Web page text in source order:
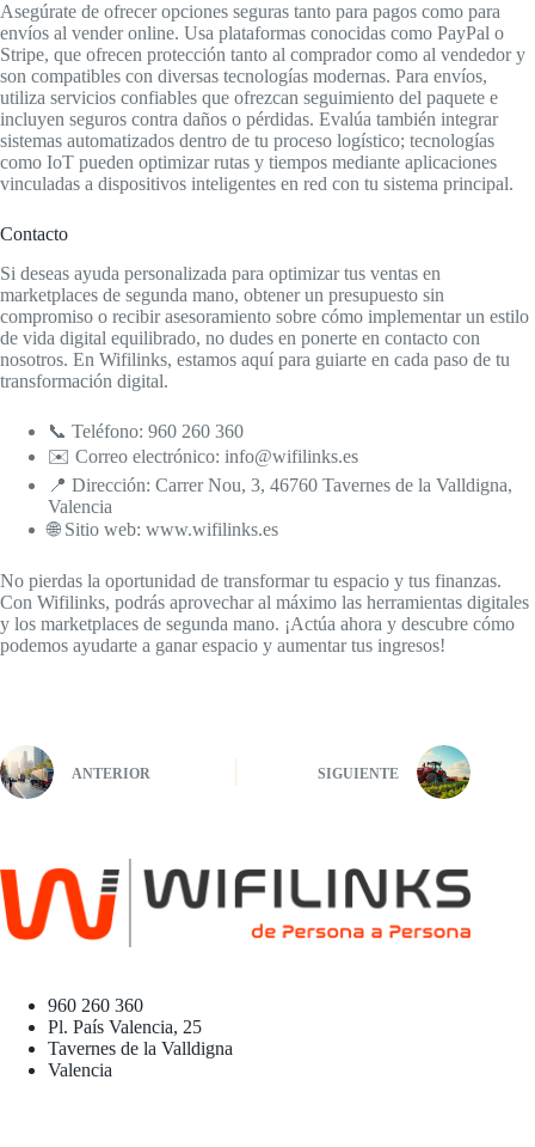
Asegúrate de ofrecer opciones seguras tanto para pagos como para
envíos al vender online. Usa plataformas conocidas como PayPal o
Stripe, que ofrecen protección tanto al comprador como al vendedor y
son compatibles con diversas tecnologías modernas. Para envíos,
utiliza servicios confiables que ofrezcan seguimiento del paquete e
incluyen seguros contra daños o pérdidas. Evalúa también integrar
sistemas automatizados dentro de tu proceso logístico; tecnologías
como IoT pueden optimizar rutas y tiempos mediante aplicaciones
vinculadas a dispositivos inteligentes en red con tu sistema principal.
Contacto
Si deseas ayuda personalizada para optimizar tus ventas en
marketplaces de segunda mano, obtener un presupuesto sin
compromiso o recibir asesoramiento sobre cómo implementar un estilo
de vida digital equilibrado, no dudes en ponerte en contacto con
nosotros. En Wifilinks, estamos aquí para guiarte en cada paso de tu
transformación digital.
📞 Teléfono: 960 260 360
✉️ Correo electrónico: info@wifilinks.es
📍 Dirección: Carrer Nou, 3, 46760 Tavernes de la Valldigna,
Valencia
🌐 Sitio web: www.wifilinks.es
No pierdas la oportunidad de transformar tu espacio y tus finanzas.
Con Wifilinks, podrás aprovechar al máximo las herramientas digitales
y los marketplaces de segunda mano. ¡Actúa ahora y descubre cómo
podemos ayudarte a ganar espacio y aumentar tus ingresos!
ANTERIOR SIGUIENTE
960 260 360
Pl. País Valencia, 25
Tavernes de la Valldigna
Valencia